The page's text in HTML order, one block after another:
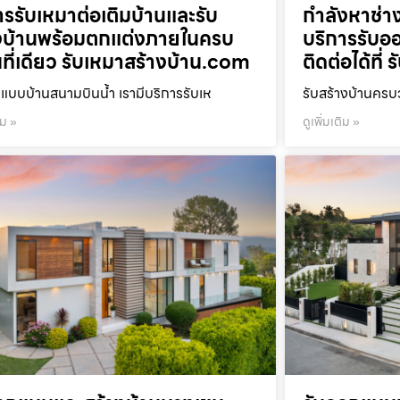
รับเหมาต่อเติมบ้านและรับ
านพร้อมตกแต่งภายในครบ
เดียว รับเหมาสร้างบ้าน.com
บบบ้านสนามบินน้ำ เรามีบริการรับเห
»
กำลังหาช่า
บริการรับ
ติดต่อได้ที่
รับสร้างบ้านคร
ดูเพิ่มเติม »